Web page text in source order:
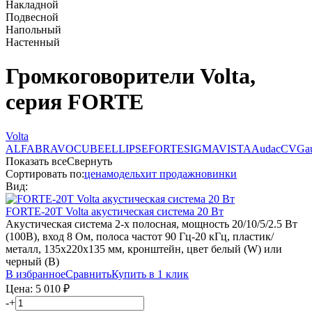
Накладной
Подвесной
Напольный
Настенный
Громкоговорители Volta,
серия FORTE
Volta
ALFABRAVOCUBEELLIPSEFORTESIGMAVISTAAudac
Показать всеСвернуть
Сортировать по:ценамодельхит продажновинки
Вид:
FORTE-20T Volta акустическая система 20 Вт
Акустическая система 2-х полосная, мощность 20/10/5/2.5 Вт
(100В), вход 8 Ом, полоса частот 90 Гц-20 кГц, пластик/
металл, 135х220х135 мм, кронштейн, цвет белый (W) или
черный (B)
В избранноеСравнитьКупить в 1 клик
Цена: 5 010 ₽
-+